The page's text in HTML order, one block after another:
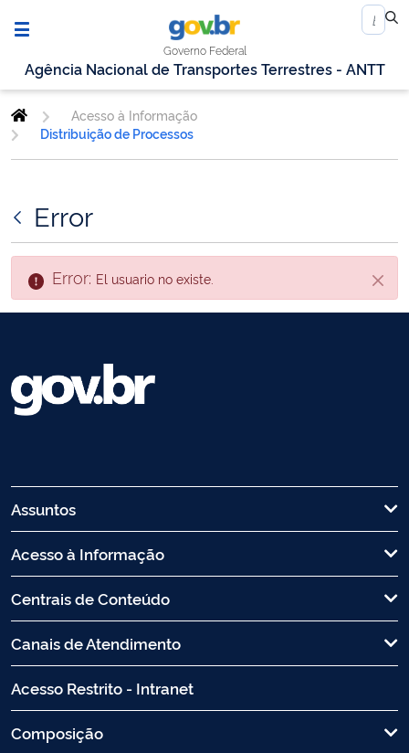
Governo Federal
Agência Nacional de Transportes Terrestres - ANTT
Acesso à Informação
Distribuição de Processos
Error
Error: El usuario no existe.
Assuntos
Acesso à Informação
Centrais de Conteúdo
Canais de Atendimento
Acesso Restrito - Intranet
Composição